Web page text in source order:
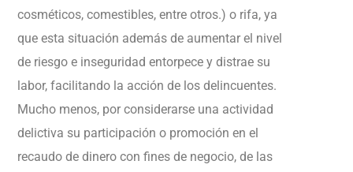
cosméticos, comestibles, entre otros.) o rifa, ya
que esta situación además de aumentar el nivel
de riesgo e inseguridad entorpece y distrae su
labor, facilitando la acción de los delincuentes.
Mucho menos, por considerarse una actividad
delictiva su participación o promoción en el
recaudo de dinero con fines de negocio, de las